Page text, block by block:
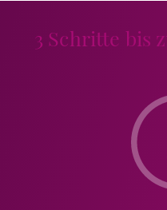
3 Schritte bis